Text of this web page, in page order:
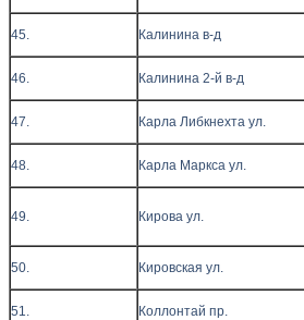
45. Калинина в-д
46. Калинина 2-й в-д
47. Карла Либкнехта ул.
48. Карла Маркса ул.
49. Кирова ул.
50. Кировская ул.
51. Коллонтай пр.